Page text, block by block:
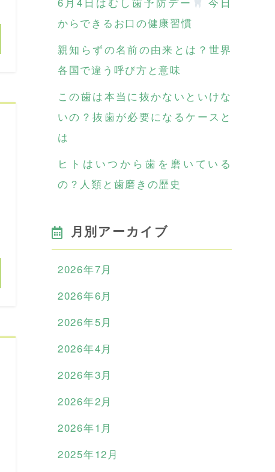
からできるお口の健康習慣
親知らずの名前の由来とは？世界
各国で違う呼び方と意味
この歯は本当に抜かないといけな
いの？抜歯が必要になるケースと
は
ヒトはいつから歯を磨いている
の？人類と歯磨きの歴史
月別アーカイブ
2026年7月
2026年6月
2026年5月
2026年4月
2026年3月
2026年2月
2026年1月
2025年12月